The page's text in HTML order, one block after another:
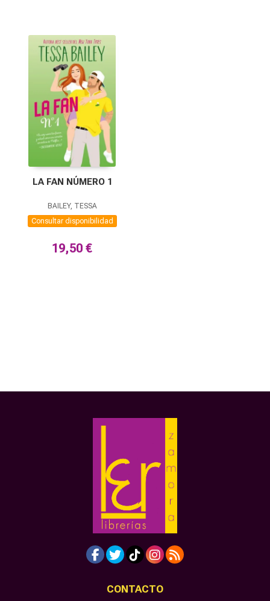
LA FAN NÚMERO 1
BAILEY, TESSA
Consultar disponibilidad
19,50 €
CONTACTO